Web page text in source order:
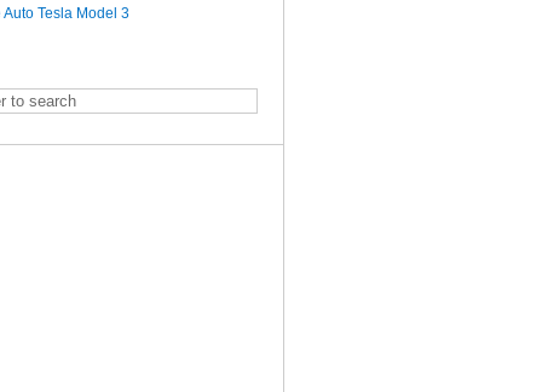
Auto Tesla Model 3